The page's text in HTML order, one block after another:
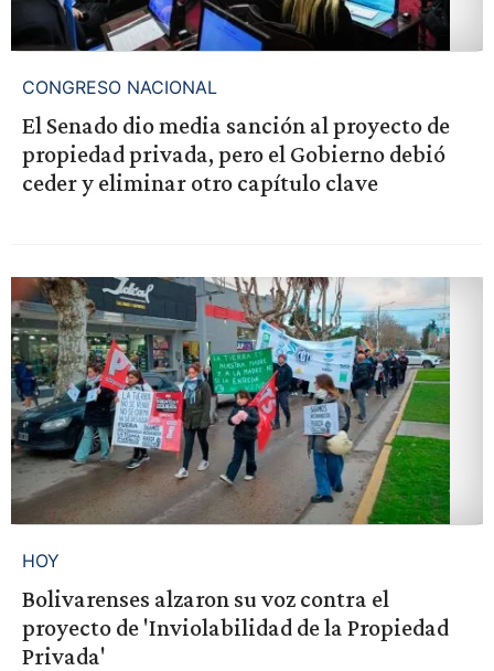
CONGRESO NACIONAL
El Senado dio media sanción al proyecto de
propiedad privada, pero el Gobierno debió
ceder y eliminar otro capítulo clave
HOY
Bolivarenses alzaron su voz contra el
proyecto de 'Inviolabilidad de la Propiedad
Privada'